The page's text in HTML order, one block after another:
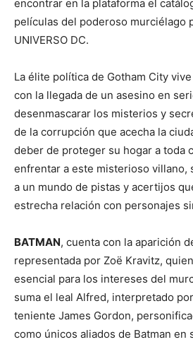
encontrar en la plataforma el
películas del poderoso murciélago
UNIVERSO DC.
La élite política de Gotham City
con la llegada de un asesino en
desenmascarar los misterios y
de la corrupción que acecha la
deber de proteger su hogar a toda
enfrentar a este misterioso villano,
a un mundo de pistas y acertijos
estrecha relación con personajes
BATMAN, cuenta con la aparición
representada por Zoë Kravitz,
esencial para los intereses del
suma el leal Alfred, interpretado
teniente James Gordon,
como únicos aliados de Batman en